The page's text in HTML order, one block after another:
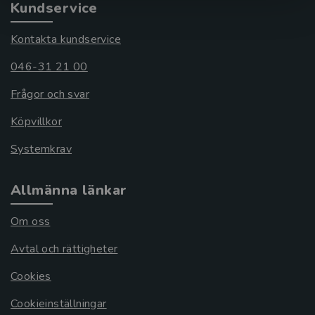
Kundservice
Kontakta kundservice
046-31 21 00
Frågor och svar
Köpvillkor
Systemkrav
Allmänna länkar
Om oss
Avtal och rättigheter
Cookies
Cookieinställningar